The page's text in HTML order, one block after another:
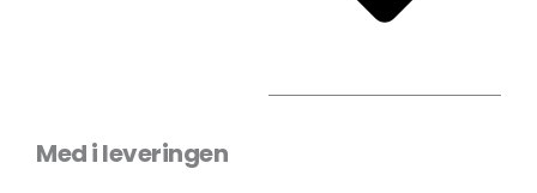
Med i leveringen